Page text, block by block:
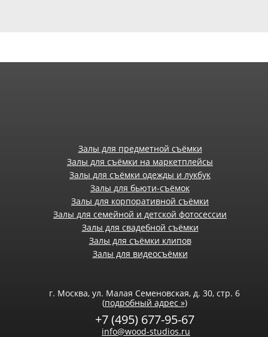
Залы для предметной съёмки
Залы для съёмки на маркетплейсы
Залы для съёмки одежды и лукбук
Залы для бьюти-съёмок
Залы для корпоративной съёмки
Залы для семейной и детской фотосессии
Залы для свадебной съёмки
Залы для съёмки клипов
Залы для видеосъёмки
г. Москва, ул. Малая Семеновская, д. 30, стр. 6
(подробный адрес »)
+7 (495) 677-95-67
info@wood-studios.ru